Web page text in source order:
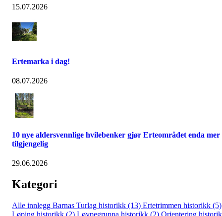
15.07.2026
Ertemarka i dag!
08.07.2026
10 nye aldersvennlige hvilebenker gjør Erteområdet enda mer
tilgjengelig
29.06.2026
Kategori
Alle innlegg Barnas Turlag historikk (13) Ertetrimmen historikk (5)